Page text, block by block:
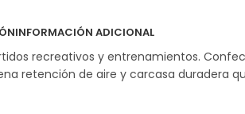
INFORMACIÓN ADICIONAL
recreativos y entrenamientos.
retención de aire y carcasa duradera